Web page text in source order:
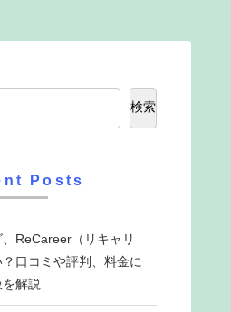
検索
Posts
ReCareer（リキャリ
口コミや評判、料金に
解説